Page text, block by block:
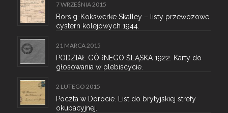
7 WRZEŚNIA 2015
Borsig-Kokswerke Skalley – listy przewozowe
cystern kolejowych 1944.
21 MARCA 2015
PODZIAŁ GÓRNEGO ŚLĄSKA 1922. Karty do
głosowania w plebiscycie.
2 LUTEGO 2015
Poczta w Dorocie. List do brytyjskiej strefy
okupacyjnej.